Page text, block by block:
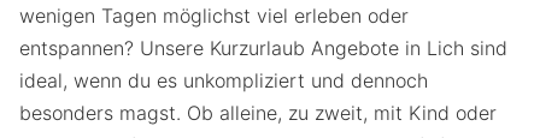
wenigen Tagen möglichst viel erleben oder
entspannen? Unsere Kurzurlaub Angebote in Lich sind
ideal, wenn du es unkompliziert und dennoch
besonders magst. Ob alleine, zu zweit, mit Kind oder